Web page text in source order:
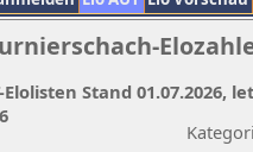
Elolisten Stand 01.07.2026,